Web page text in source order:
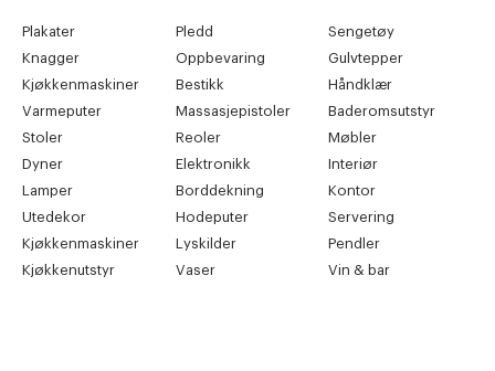
Plakater Pledd
Sengetøy
Knagger
Oppbevaring
Gulvtepper
Kjøkkenmaskiner
Bestikk
Håndklær
Varmeputer
Massasjepistoler
Baderomsutstyr
Stoler
Reoler
Møbler
Dyner
Elektronikk
Interiør
Lamper
Borddekning
Kontor
Utedekor
Hodeputer
Servering
Kjøkkenmaskiner
Lyskilder
Pendler
Kjøkkenutstyr
Vaser Vin & bar